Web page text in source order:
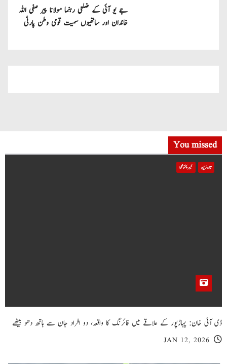
جے یو آئی کے ضلعی رہنما مولانا پیر صفی اللہ
خاندان اور ساتھیوں سمیت قومی وطن پارٹی
You missed
تازہ ترین خیبر پختونخوا
ڈی آئی خان: پہاڑپور کے علاقے میں فائرنگ کا واقعہ، دو افراد جان سے ہاتھ دھو بیٹھے
JAN 12, 2026